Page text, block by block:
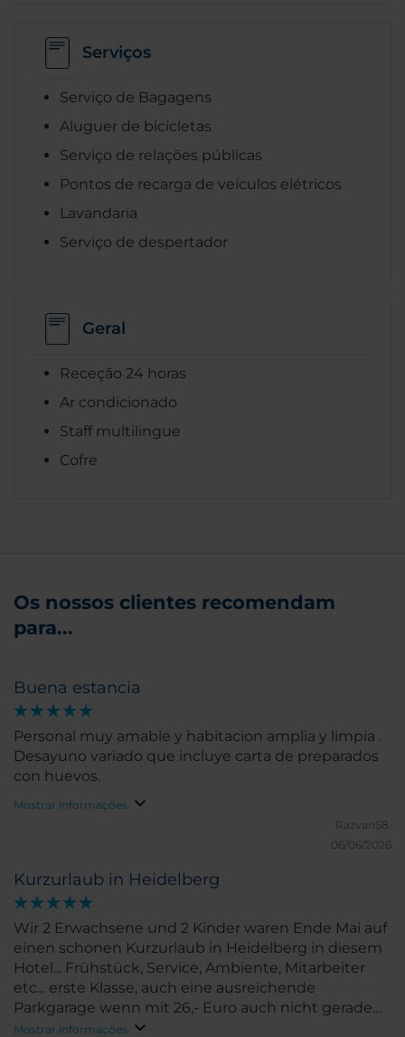
Serviços
Serviço de Bagagens
Aluguer de bicicletas
Serviço de relações públicas
Pontos de recarga de veículos elétricos
Lavandaria
Serviço de despertador
Geral
Receção 24 horas
Ar condicionado
Staff multilingue
Cofre
Os nossos clientes recomendam
para...
Buena estancia
Personal muy amable y habitacion amplia y limpia .
Desayuno variado que incluye carta de preparados
con huevos.
Mostrar informações
RazvanS8.
06/06/2026
Kurzurlaub in Heidelberg
Wir 2 Erwachsene und 2 Kinder waren Ende Mai auf
einen schonen Kurzurlaub in Heidelberg in diesem
Hotel... Frühstück, Service, Ambiente, Mitarbeiter
etc... erste Klasse, auch eine ausreichende
Parkgarage wenn mit 26,- Euro auch nicht gerade
billig... Wehrmutstropfen !! Man sollte mehr
Mostrar informações